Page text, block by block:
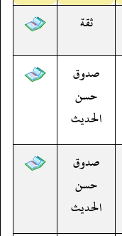
ثقة
صدوق
حسن
الحديث
صدوق
حسن
الحديث